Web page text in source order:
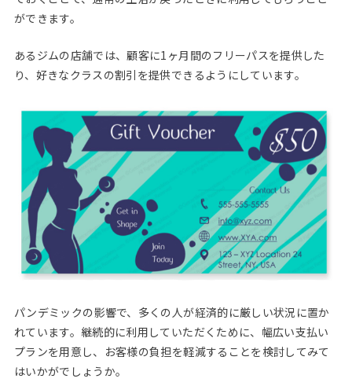
ができます。
あるジムの店舗では、顧客に1ヶ月間のフリーパスを提供した
り、好きなクラスの割引を提供できるようにしています。
パンデミックの影響で、多くの人が経済的に厳しい状況に置か
れています。継続的に利用していただくために、幅広い支払い
プランを用意し、お客様の負担を軽減することを検討してみて
はいかがでしょうか。